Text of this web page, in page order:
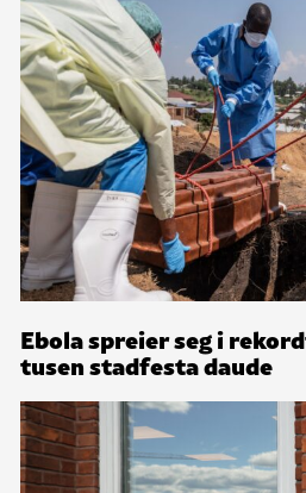
Ebola spreier seg i
tusen stadfesta daude